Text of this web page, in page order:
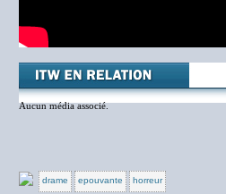
Aucun média associé.
drame epouvante horreur